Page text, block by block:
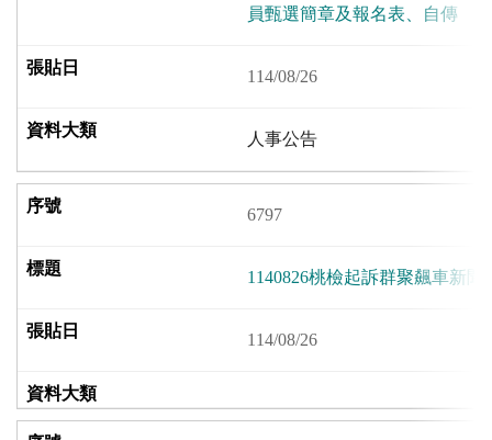
員甄選簡章及報名表、自傳
114/08/26
人事公告
6797
1140826桃檢起訴群聚飆車新聞
114/08/26